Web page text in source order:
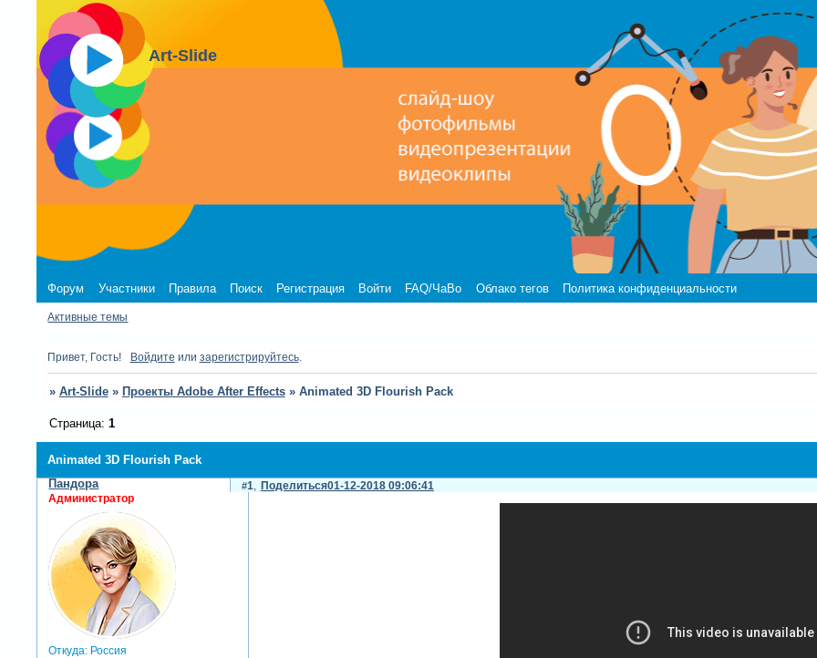
Art-Slide
Форум Участники Правила Поиск Регистрация Войти FAQ/ЧаВо Облако тегов Политика конфиденциальности
Активные темы
Привет, Гость! Войдите или зарегистрируйтесь.
» Art-Slide » Проекты Adobe After Effects » Animated 3D Flourish Pack
Animated 3D Flourish Pack
Страница: 1
Поделиться
1 01-12-2018 09:06:41
Пандора
Администратор
Откуда: Россия